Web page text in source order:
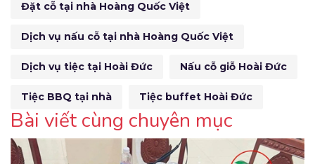
Đặt cỗ tại nhà Hoàng Quốc Việt
Dịch vụ nấu cỗ tại nhà Hoàng Quốc Việt
Dịch vụ tiệc tại Hoài Đức Nấu cỗ giỗ Hoài Đức
Tiệc BBQ tại nhà Tiệc buffet Hoài Đức
Bài viết cùng chuyên mục